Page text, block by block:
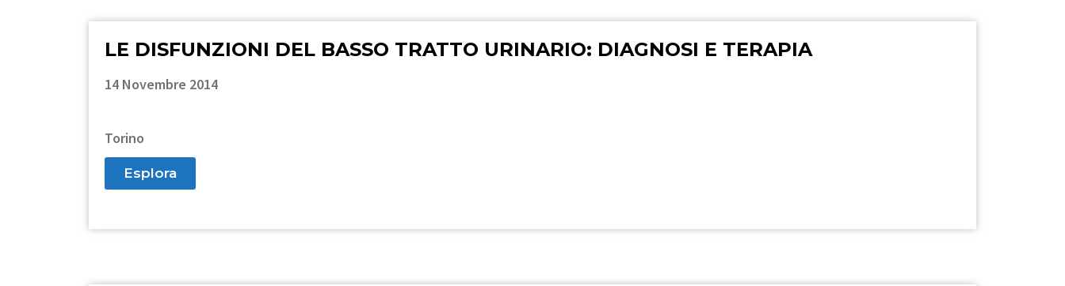
LE DISFUNZIONI DEL BASSO TRATTO URINARIO: DIAGNOSI E TERAPIA
14 Novembre 2014
Torino
Esplora